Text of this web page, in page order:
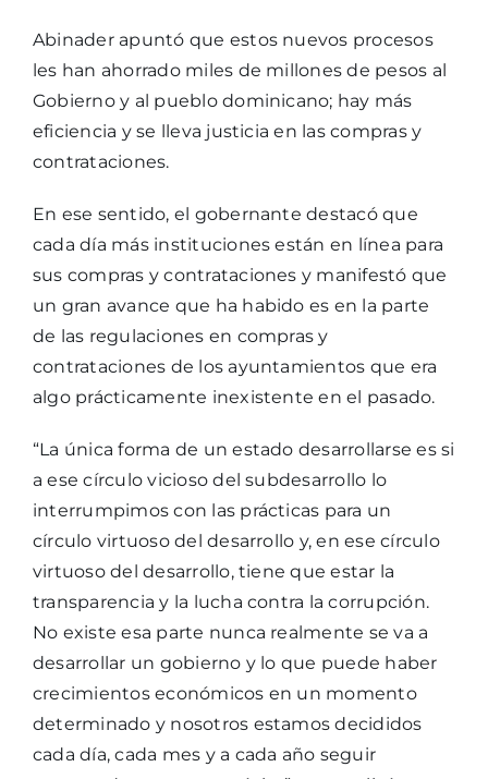
Abinader apuntó que estos nuevos procesos
les han ahorrado miles de millones de pesos al
Gobierno y al pueblo dominicano; hay más
eficiencia y se lleva justicia en las compras y
contrataciones.
En ese sentido, el gobernante destacó que
cada día más instituciones están en línea para
sus compras y contrataciones y manifestó que
un gran avance que ha habido es en la parte
de las regulaciones en compras y
contrataciones de los ayuntamientos que era
algo prácticamente inexistente en el pasado.
“La única forma de un estado desarrollarse es si
a ese círculo vicioso del subdesarrollo lo
interrumpimos con las prácticas para un
círculo virtuoso del desarrollo y, en ese círculo
virtuoso del desarrollo, tiene que estar la
transparencia y la lucha contra la corrupción.
No existe esa parte nunca realmente se va a
desarrollar un gobierno y lo que puede haber
crecimientos económicos en un momento
determinado y nosotros estamos decididos
cada día, cada mes y a cada año seguir